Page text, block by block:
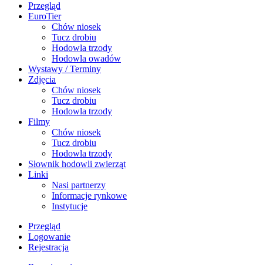
Przegląd
EuroTier
Chów niosek
Tucz drobiu
Hodowla trzody
Hodowla owadów
Wystawy / Terminy
Zdjęcia
Chów niosek
Tucz drobiu
Hodowla trzody
Filmy
Chów niosek
Tucz drobiu
Hodowla trzody
Słownik hodowli zwierząt
Linki
Nasi partnerzy
Informacje rynkowe
Instytucje
Przegląd
Logowanie
Rejestracja